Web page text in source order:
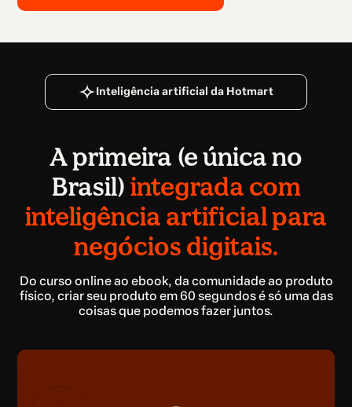
Inteligência artificial da Hotmart
A primeira (e única no
Brasil) integrada com
inteligência artificial para
negócios digitais.
Do curso online ao ebook, da comunidade ao produto
físico, criar seu produto em 60 segundos é só uma das
coisas que podemos fazer juntos.